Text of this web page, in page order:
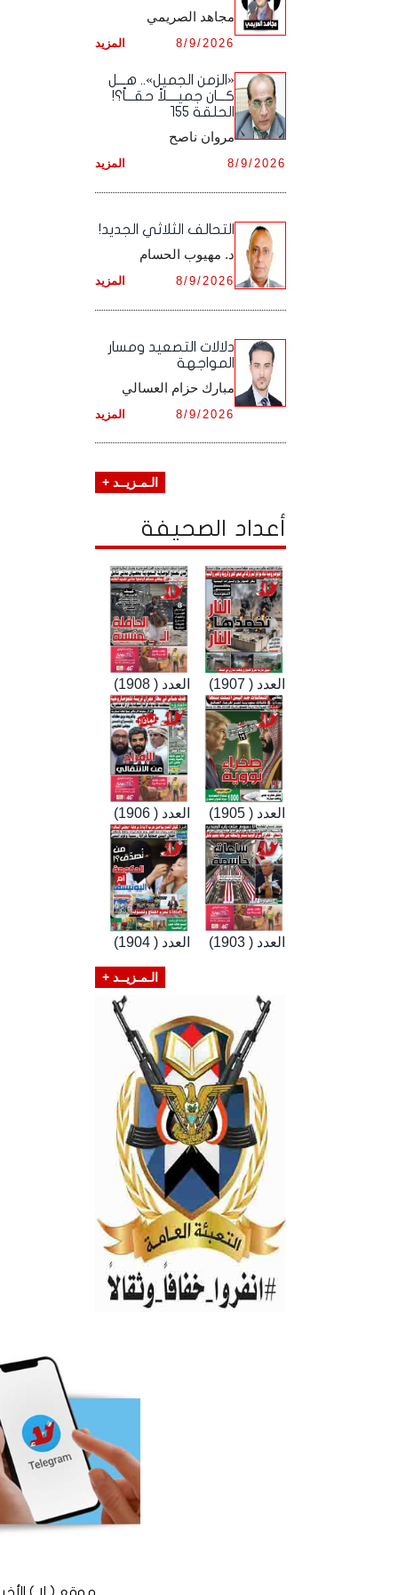
أرشيف شهر ديـسـمـبـر ,
أرشيف شهر نـوفـمـبـر ,
مجاهد الصريمي
المزيد 8/9/2026
«الزمن الجميل».. هـــل
كـــان جميــــلاً حقـــاً؟!
الحلقة 155
مروان ناصح
المزيد 8/9/2026
التحالف الثلاثي الجديد!
د. مهيوب الحسام
المزيد 8/9/2026
دلالات التصعيد ومسار
المواجهة
مبارك حزام العسالي
المزيد 8/9/2026
الـمـزيــد +
أعداد الصحيفة
العدد ( 1908) العدد ( 1907)
العدد ( 1906) العدد ( 1905)
العدد ( 1904) العدد ( 1903)
الـمـزيــد +